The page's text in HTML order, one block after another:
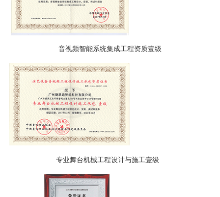
音视频智能系统集成工程资质壹级
专业舞台机械工程设计与施工壹级